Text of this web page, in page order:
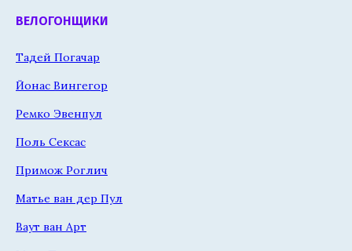
ВЕЛОГОНЩИКИ
Тадей Погачар
Йонас Вингегор
Ремко Эвенпул
Поль Сексас
Примож Роглич
Матье ван дер Пул
Ваут ван Арт